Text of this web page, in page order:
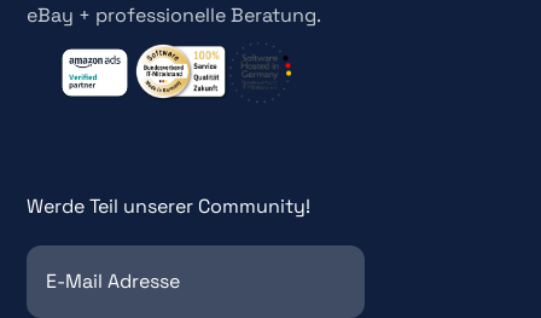
eBay + professionelle Beratung.
Werde Teil unserer Community!